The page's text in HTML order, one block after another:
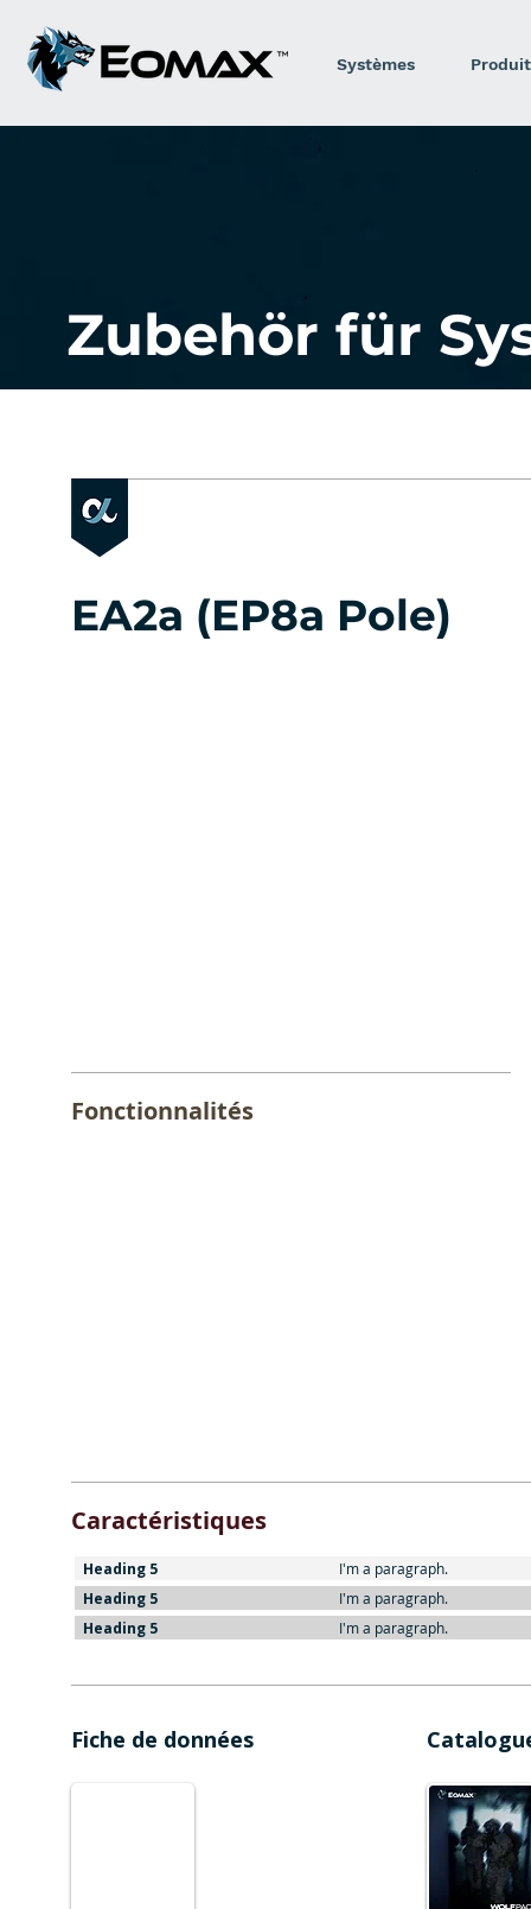
Systèmes
Zubehör für
EA2a (EP8a Pole)
Fonctionnalités
Caractéristiques
Heading 5 I'm a paragraph.
Heading 5 I'm a paragraph.
Heading 5 I'm a paragraph.
Fiche de données